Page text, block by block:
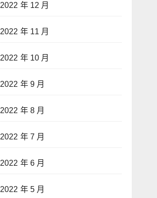
2022 年 12 月
2022 年 11 月
2022 年 10 月
2022 年 9 月
2022 年 8 月
2022 年 7 月
2022 年 6 月
2022 年 5 月